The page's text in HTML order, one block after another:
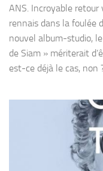
ANS. Incroyable
rennais dans la foulée
nouvel album-studio,
de Siam » mériterait
est-ce déjà le cas, non